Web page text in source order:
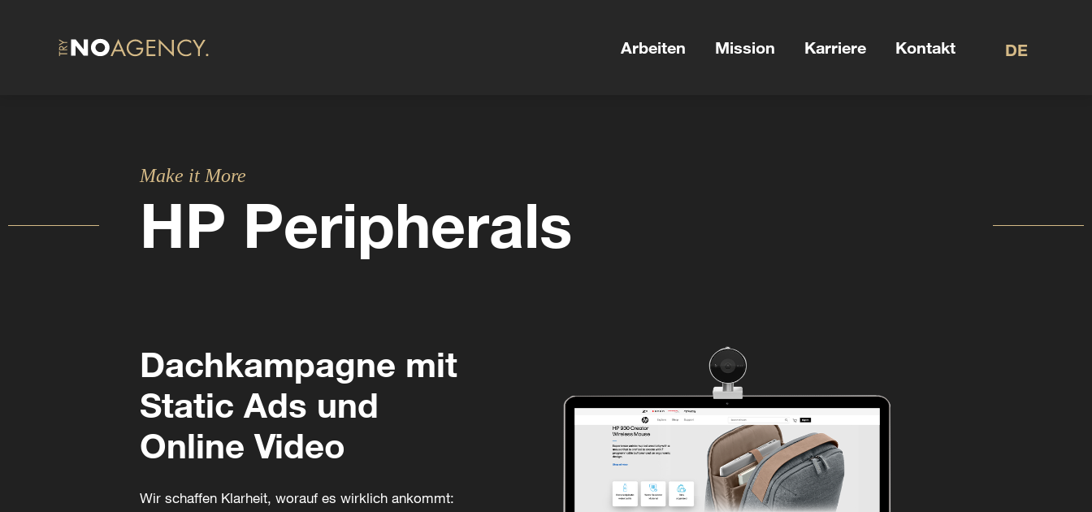
Arbeiten Mission Karriere Kontakt DE
Make it More
HP Peripherals
Dachkampagne mit
Static Ads und
Online Video
Wir schaffen Klarheit, worauf es wirklich ankommt: